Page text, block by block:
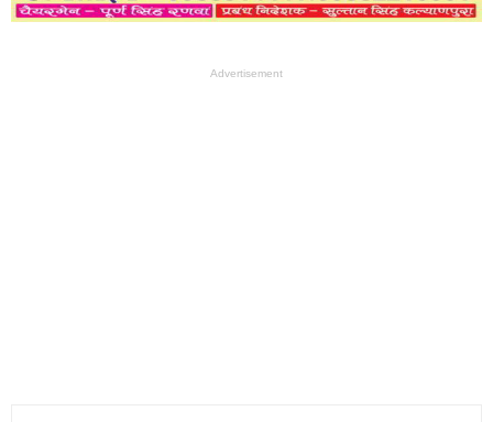
Advertisement